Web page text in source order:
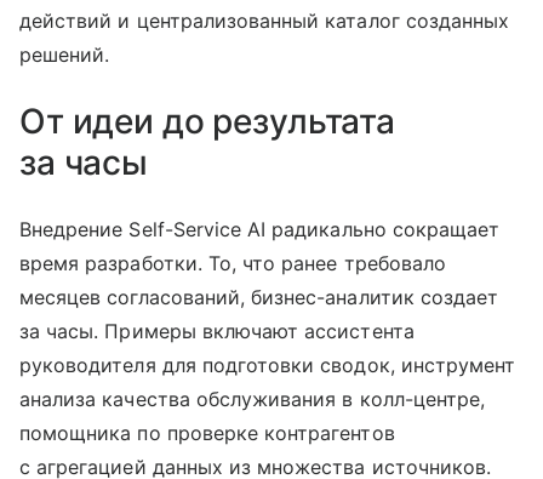
действий и централизованный каталог созданных
решений.
От идеи до результата
за часы
Внедрение Self-Service AI радикально сокращает
время разработки. То, что ранее требовало
месяцев согласований, бизнес-аналитик создает
за часы. Примеры включают ассистента
руководителя для подготовки сводок, инструмент
анализа качества обслуживания в колл-центре,
помощника по проверке контрагентов
с агрегацией данных из множества источников.